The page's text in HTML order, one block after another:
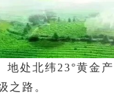
地处北纬23°黄金
之路。